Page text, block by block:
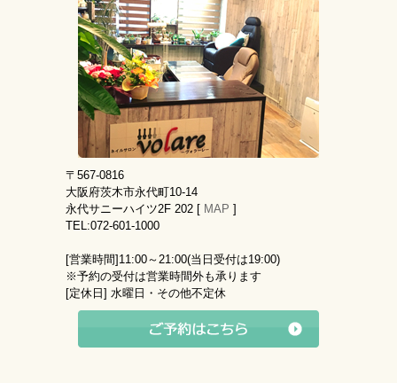
〒567-0816
大阪府茨木市永代町10-14
永代サニーハイツ2F 202 [ MAP ]
TEL:072-601-1000
[営業時間] 11:00～21:00(当日受付は19:00)
※予約の受付は営業時間外も承ります
[定休日] 水曜日・その他不定休